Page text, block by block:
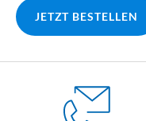
JETZT BESTELLEN